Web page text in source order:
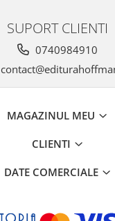
SUPORT CLIENTI
0740984910
MAGAZINUL MEU
CLIENTI
DATE COMERCIALE